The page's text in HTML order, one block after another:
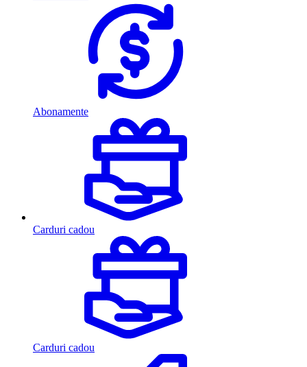
Abonamente
Carduri cadou
Carduri cadou